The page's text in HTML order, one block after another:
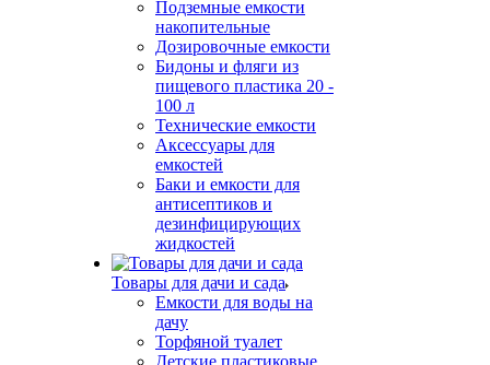
Подземные емкости
накопительные
Дозировочные емкости
Бидоны и фляги из
пищевого пластика 20 -
100 л
Технические емкости
Аксессуары для
емкостей
Баки и емкости для
антисептиков и
дезинфицирующих
жидкостей
Товары для дачи и сада
Емкости для воды на
дачу
Торфяной туалет
Детские пластиковые